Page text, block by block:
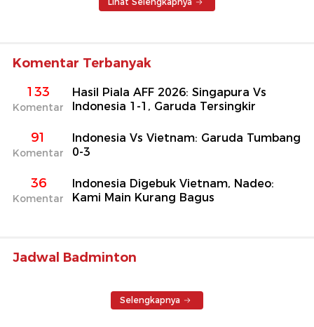
Komentar Terbanyak
133
Komentar
Hasil Piala AFF 2026: Singapura Vs
Indonesia 1-1, Garuda Tersingkir
91
Komentar
Indonesia Vs Vietnam: Garuda Tumbang
0-3
36
Komentar
Indonesia Digebuk Vietnam, Nadeo:
Kami Main Kurang Bagus
Jadwal Badminton
Selengkapnya